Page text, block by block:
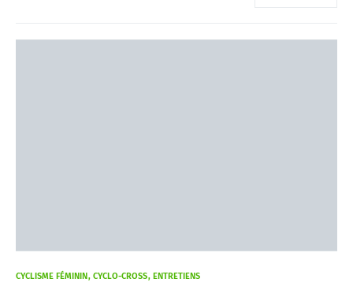
CYCLISME FÉMININ CYCLO-CROSS ENTRETIENS